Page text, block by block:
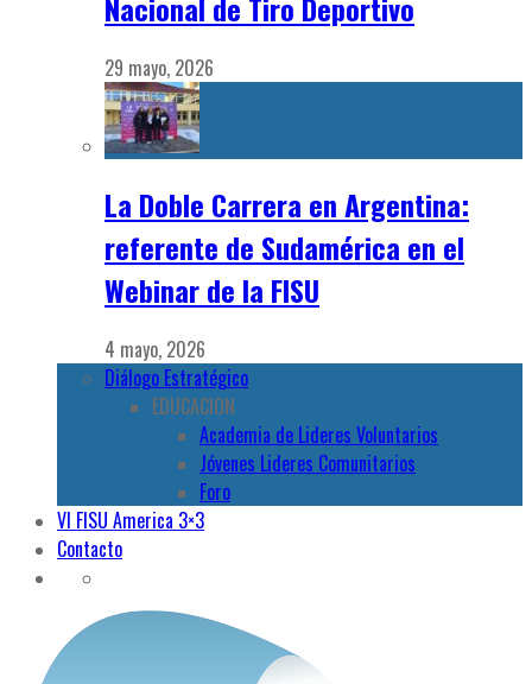
29 mayo, 2026
La Doble Carrera en Argentina:
referente de Sudamérica en el
Webinar de la FISU
4 mayo, 2026
Diálogo Estratégico
EDUCACION
Academia de Lideres Voluntarios
Jóvenes Lideres Comunitarios
Foro
VI FISU America 3×3
Contacto